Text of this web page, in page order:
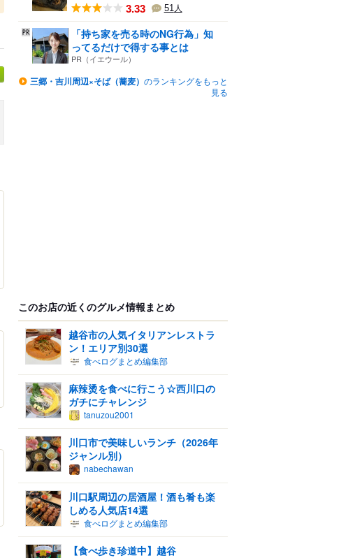
3.33 51人
「持ち家を売る時のNG行為」知
ってるだけで得する事とは
PR（イエウール）
三郷・吉川周辺×そば（蕎麦） のランキングをもっと
見る
このお店の近くのグルメ情報まとめ
越谷市の人気イタリアンレストラ
ン！エリア別30選
食べログまとめ編集部
麻辣烫を食べに行こう☆西川口の
ガチにチャレンジ
tanuzou2001
川口市で美味しいランチ（2026年
ジャンル別）
nabechawan
川口駅周辺の居酒屋！酒も肴も楽
しめる人気店14選
食べログまとめ編集部
【食べ歩き珍道中】越谷